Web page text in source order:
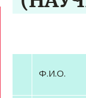
Ф.И.О.